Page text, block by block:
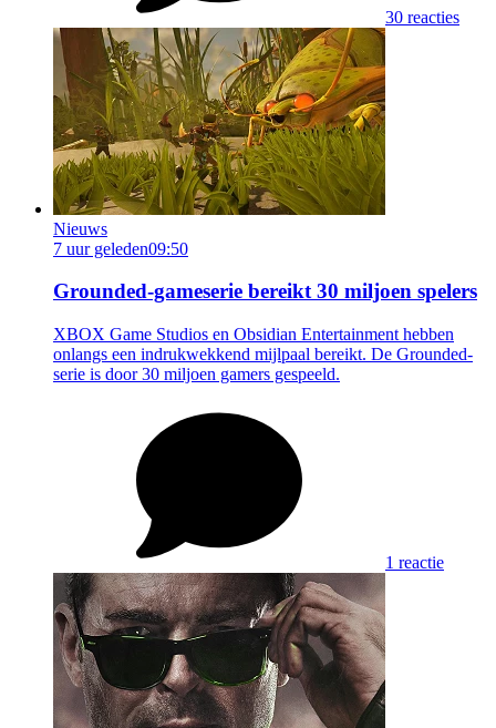
30 reacties
Nieuws
7 uur geleden09:50
Grounded-gameserie bereikt 30 miljoen spelers
XBOX Game Studios en Obsidian Entertainment hebben
onlangs een indrukwekkend mijlpaal bereikt. De Grounded-
serie is door 30 miljoen gamers gespeeld.
1 reactie